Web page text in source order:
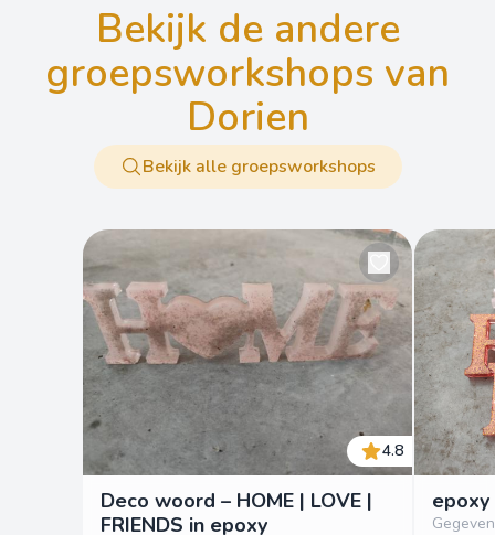
bekijk de andere
groepsworkshops van
Dorien
Bekijk alle groepsworkshops
4.8
Deco woord – HOME | LOVE |
FRIENDS in epoxy